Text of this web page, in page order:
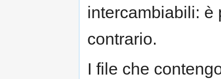
intercambiabili: è
contrario.
I file che